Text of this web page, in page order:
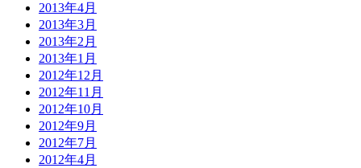
2013年4月
2013年3月
2013年2月
2013年1月
2012年12月
2012年11月
2012年10月
2012年9月
2012年7月
2012年4月